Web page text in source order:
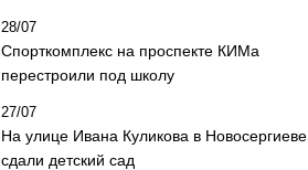
28/07
Спорткомплекс на проспекте КИМа
перестроили под школу
27/07
На улице Ивана Куликова в Новосергиеве
сдали детский сад